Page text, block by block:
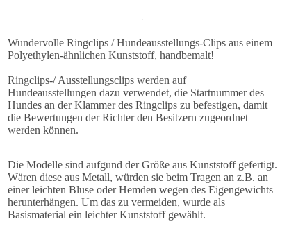
Wundervolle Ringclips / Hundeausstellungs-Clips aus einem
Polyethylen-ähnlichen Kunststoff, handbemalt!
Ringclips-/ Ausstellungsclips werden auf
Hundeausstellungen dazu verwendet, die Startnummer des
Hundes an der Klammer des Ringclips zu befestigen, damit
die Bewertungen der Richter den Besitzern zugeordnet
werden können.
Die Modelle sind aufgund der Größe aus Kunststoff gefertigt.
Wären diese aus Metall, würden sie beim Tragen an z.B. an
einer leichten Bluse oder Hemden wegen des Eigengewichts
herunterhängen. Um das zu vermeiden, wurde als
Basismaterial ein leichter Kunststoff gewählt.